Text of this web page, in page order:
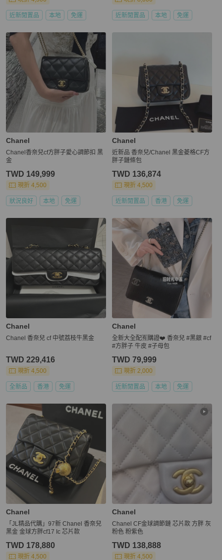
近新閒置品 本地 免運 近新閒置品 本地 免運
Chanel
Chanel香奈兒cf方胖子愛心調節扣 黑
金
TWD 149,999
現折 4,500
狀況良好 本地 免運
Chanel
近新品 香奈兒/Chanel 黑金菱格CF方
胖子鏈條包
TWD 136,874
現折 4,500
近新閒置品 香港 免運
Chanel
Chanel 香奈兒 cf 中號荔枝牛黑金
TWD 229,416
現折 4,500
全新品 香港 免運
Chanel
全新大全配🈶️購證❤️ 香奈兒 #黑銀 #cf
#方胖子 牛皮 #子母包
TWD 79,999
現折 2,000
近新閒置品 本地 免運
Chanel
「JL精品代購」97新 Chanel 香奈兒
黑金 金球方胖cf17 Ic 芯片款
TWD 178,880
現折 4,500
Chanel
Chanel CF金球調節鏈 芯片款 方胖 灰
粉色 粉紫色
TWD 138,888
現折 4,500